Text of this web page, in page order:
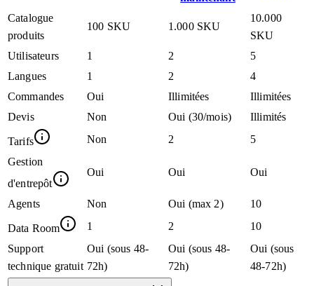
Catalogue
produits
100 SKU 1.000 SKU
10.000
SKU
Utilisateurs
1 2
5
Langues
1 2
4
Commandes
Oui Illimitées
Illimitées
Devis
Non Oui (30/mois) Illimités
Tarifs Non 2
5
Gestion
d'entrepôt
Oui Oui Oui
Agents Non Oui (max 2) 10
Data Room 1 2
10
Support
technique gratuit
Oui (sous 48-
72h)
Oui (sous 48-
72h)
Oui (sous
48-72h)